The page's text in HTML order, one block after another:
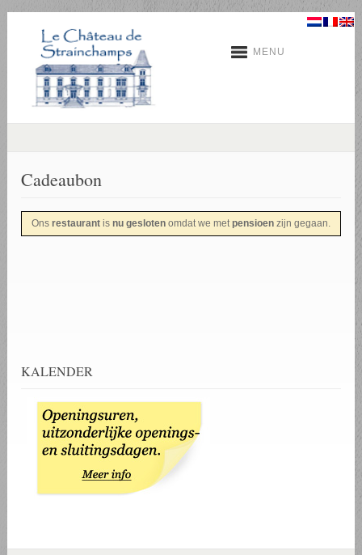
MENU
Cadeaubon
Ons restaurantis nu geslotenomdat we metpensioenzijn gegaan.
KALENDER